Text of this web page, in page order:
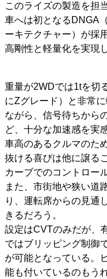
このライズの製造を担
車へは初となるDNGA
ーキテクチャー）が採
高剛性と軽量化を実現
重量が2WDでは1tを切
にZグレード）と非常
ながら、信号待ちから
ど、十分な加速感を実
車高のあるクルマのた
抜ける喜びは他に譲る
カーブでのコントロー
また、市街地や狭い道
り、運転席からの見通
きるだろう。
設定はCVTのみだが、
ではブリッピング制御
が可能となっている。
能も付いているのもう